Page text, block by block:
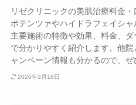
リゼクリニックの美肌治療料金
ポテンツァやハイドラフェイシ
主要施術の特徴や効果、料金、
で分かりやすく紹介します。他
ャンペーン情報も分かるので、ぜ
2026年3月18日